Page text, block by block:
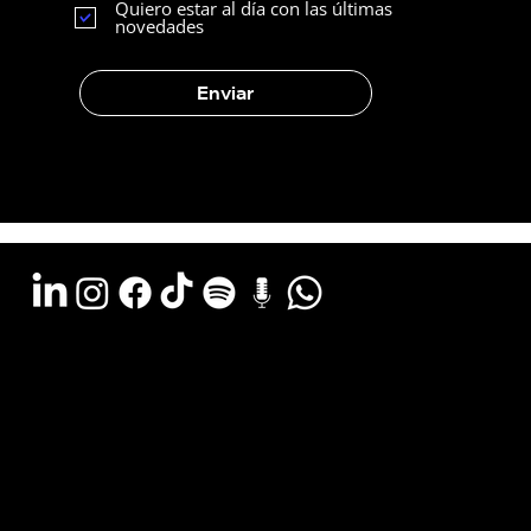
Enviar
Quiero estar al día con las últimas
novedades